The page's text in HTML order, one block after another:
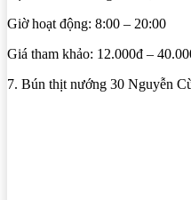
Giờ hoạt động: 8:00 – 20:00
Giá tham khảo: 12.000đ –
7. Bún thịt nướng 30 Nguyễn